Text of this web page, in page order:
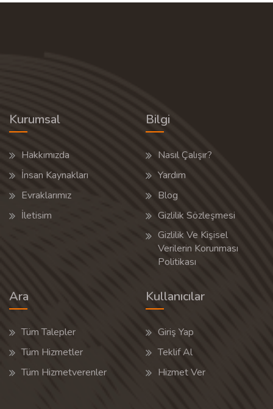
Kurumsal
Hakkımızda
İnsan Kaynakları
Evraklarımız
İletisim
Bilgi
Nasıl Çalışır?
Yardım
Blog
Gizlilik Sözleşmesi
Gizlilik Ve Kişisel
Verilerin Korunması
Politikası
Ara
Tüm Talepler
Tüm Hizmetler
Tüm Hizmetverenler
Kullanıcılar
Giriş Yap
Teklif Al
Hizmet Ver